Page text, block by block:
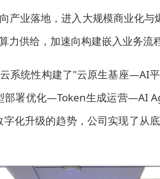
产业落地，进入大规模商业化
供给，加速向构建嵌入业务流
系统性构建了"云原生基座—AI
署优化—Token生成运营—AI
化升级的趋势，公司实现了从